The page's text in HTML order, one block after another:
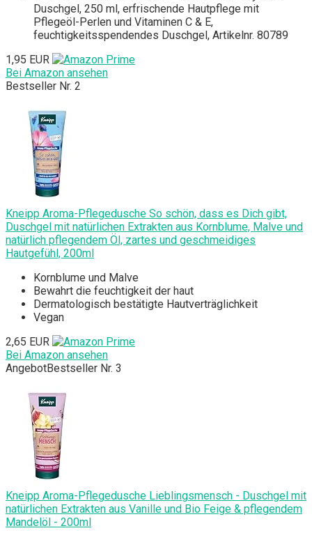
Duschgel, 250 ml, erfrischende Hautpflege mit
Pflegeöl-Perlen und Vitaminen C & E,
feuchtigkeitsspendendes Duschgel, Artikelnr. 80789
1,95 EUR
Bei Amazon ansehen
Bestseller Nr. 2
Kneipp Aroma-Pflegedusche So schön, dass es Dich gibt,
Duschgel mit natürlichen Extrakten aus Kornblume, Malve und
natürlich pflegendem Öl, zartes und geschmeidiges
Hautgefühl, 200ml
Kornblume und Malve
Bewahrt die feuchtigkeit der haut
Dermatologisch bestätigte Hautverträglichkeit
Vegan
2,65 EUR
Bei Amazon ansehen
AngebotBestseller Nr. 3
Kneipp Aroma-Pflegedusche Lieblingsmensch - Duschgel mit
natürlichen Extrakten aus Vanille und Bio Feige & pflegendem
Mandelöl - 200ml